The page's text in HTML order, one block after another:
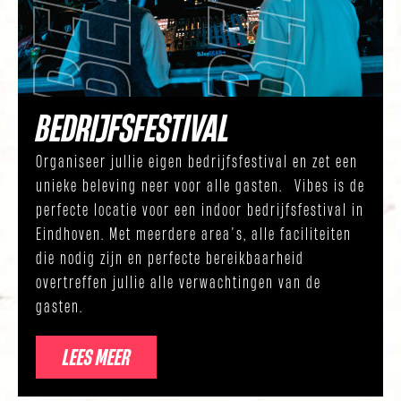
BEDRIJFSFESTIVAL
Organiseer jullie eigen bedrijfsfestival en zet een
unieke beleving neer voor alle gasten. Vibes is de
perfecte locatie voor een indoor bedrijfsfestival in
Eindhoven. Met meerdere area’s, alle faciliteiten
die nodig zijn en perfecte bereikbaarheid
overtreffen jullie alle verwachtingen van de
gasten.
LEES MEER